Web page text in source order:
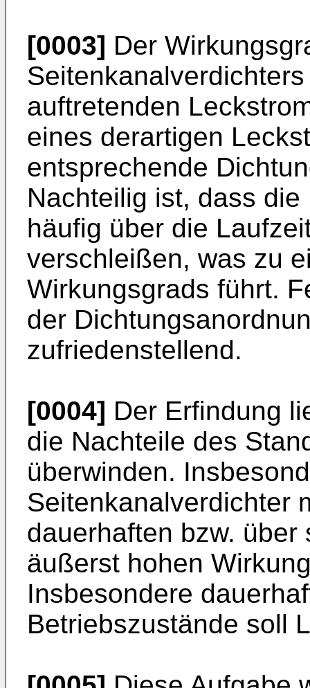
[0003] Der
auftretenden
eines derartigen
entsprechende
Nachteilig ist, dass
häufig über die
verschleißen, was zu
Wirkungsgrads führt.
der
zufriedenstellend.
[0004] Der Erfindung
die Nachteile des
überwinden.
Seitenkanalverdichter
dauerhaften bzw.
äußerst hohen
Insbesondere
Betriebszustände soll